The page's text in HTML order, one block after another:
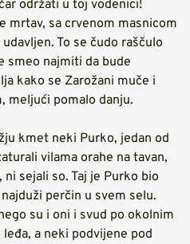
održati u toj vodenici!
mrtav, sa crvenom masnicom
To se čudo raščulo
smeo najmiti da bude
kako se Zarožani muče i
meljući pomalo danju.
kmet neki Purko, jedan od
vilama orahe na tavan,
sejali so. Taj je Purko bio
perčin u svem selu.
su i oni i svud po okolnim
a neki podvijene pod